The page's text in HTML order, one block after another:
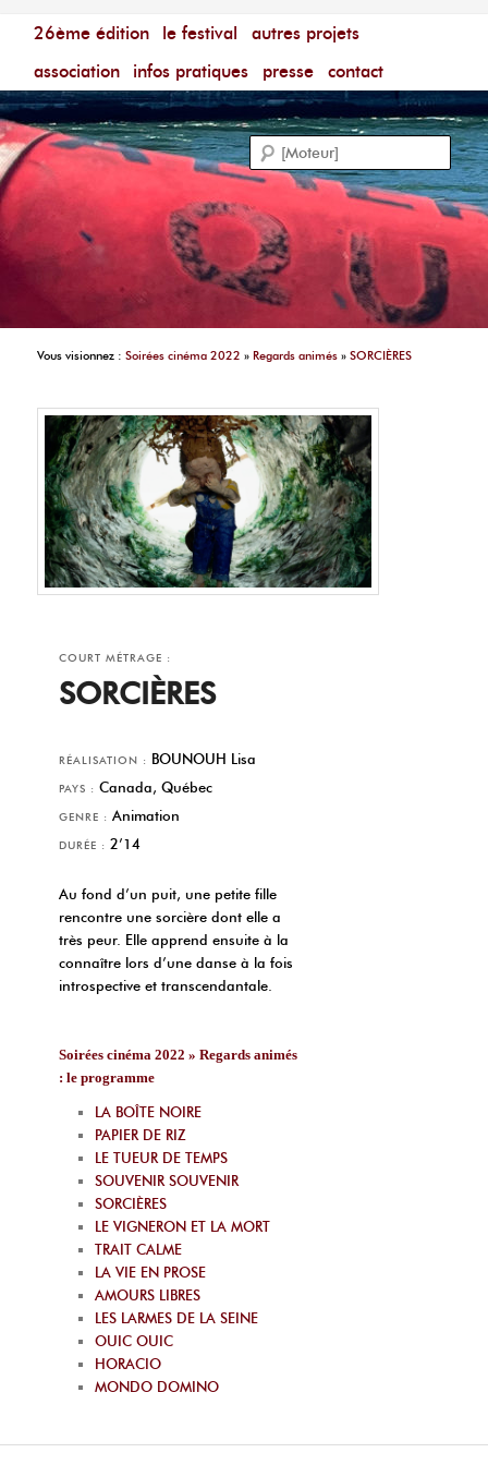
Menu principal
aller au contenu principal
aller au contenu secondaire
26ème édition le festival
autres projets
association
infos pratiques presse contact
Festival du Film Court Francophone – [Un poing c'est
Vous visionnez :Soirées cinéma 2022 »Regards animés »SORCIÈRES
COURT MÉTRAGE :
SORCIÈRES
RÉALISATION : BOUNOUH Lisa
PAYS : Canada, Québec
GENRE : Animation
DURÉE : 2’14
Au fond d’un puit, une petite fille
rencontre une sorcière dont elle a
très peur. Elle apprend ensuite à la
connaître lors d’une danse à la fois
introspective et transcendantale.
Soirées cinéma 2022 » Regards animés
: le programme
LA BOÎTE NOIRE
PAPIER DE RIZ
LE TUEUR DE TEMPS
SOUVENIR SOUVENIR
SORCIÈRES
LE VIGNERON ET LA MORT
TRAIT CALME
LA VIE EN PROSE
AMOURS LIBRES
LES LARMES DE LA SEINE
OUIC OUIC
HORACIO
MONDO DOMINO